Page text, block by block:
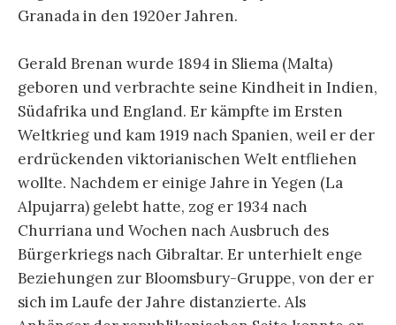
Granada in den 1920er Jahren.
Gerald Brenan wurde 1894 in Sliema (Malta)
geboren und verbrachte seine Kindheit in Indien,
Südafrika und England. Er kämpfte im Ersten
Weltkrieg und kam 1919 nach Spanien, weil er der
erdrückenden viktorianischen Welt entfliehen
wollte. Nachdem er einige Jahre in Yegen (La
Alpujarra) gelebt hatte, zog er 1934 nach
Churriana und Wochen nach Ausbruch des
Bürgerkriegs nach Gibraltar. Er unterhielt enge
Beziehungen zur Bloomsbury-Gruppe, von der er
sich im Laufe der Jahre distanzierte. Als